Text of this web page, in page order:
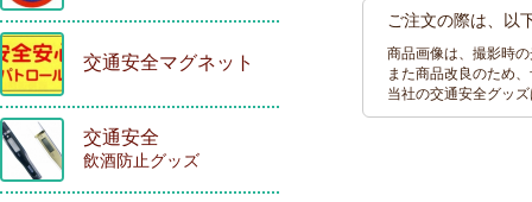
ご注文の際は、以
商品画像は、撮影時
また商品改良のため
当社の交通安全グッ
交通安全マグネット
交通安全
飲酒防止グッズ